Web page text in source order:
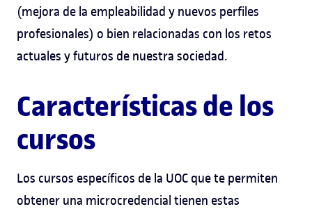
(mejora de la empleabilidad y nuevos perfiles
profesionales) o bien relacionadas con los retos
actuales y futuros de nuestra sociedad.
Características de los
cursos
Los cursos específicos de la UOC que te permiten
obtener una microcredencial tienen estas